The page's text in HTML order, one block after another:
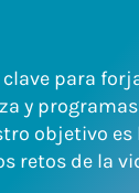
para
y
objetivo
retos de la